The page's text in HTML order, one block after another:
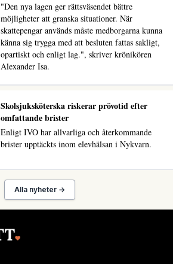
"Den nya lagen ger rättsväsendet bättre
möjligheter att granska situationer. När
skattepengar används måste medborgarna kunna
känna sig trygga med att besluten fattas sakligt,
opartiskt och enligt lag.", skriver krönikören
Alexander Isa.
Skolsjuksköterska riskerar prövotid efter
omfattande brister
Enligt IVO har allvarliga och återkommande
brister upptäckts inom elevhälsan i Nykvarn.
Alla nyheter →